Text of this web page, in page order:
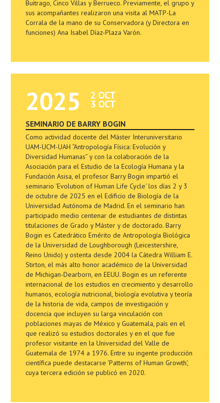
Buitrago, Cinco Villas y Berrueco. Previamente, el grupo y
sus acompañantes realizaron una visita al MATP-La
Corrala de la mano de su Conservadora (y Directora en
funciones) Ana Isabel Díaz-Plaza Varón.
2025 2 OCT
3 OCT
SEMINARIO DE BARRY BOGIN
Como actividad docente del Máster Interuniversitario
UAM-UCM-UAH “Antropología Física: Evolución y
Diversidad Humanas” y con la colaboración de la
Asociación para el Estudio de la Ecología Humana y la
Fundación Asisa, el profesor Barry Bogin impartió el
seminario 'Evolution of Human Life Cycle' los días 2 y 3
de octubre de 2025 en el Edificio de Biología de la
Universidad Autónoma de Madrid. En el seminario han
participado medio centenar de estudiantes de distintas
titulaciones de Grado y Máster y de doctorado. Barry
Bogin es Catedrático Emérito de Antropología Biológica
de la Universidad de Loughborough (Leicestershire,
Reino Unido) y ostenta desde 2004 la Cátedra William E.
Stirton, el más alto honor académico de la Universidad
de Michigan-Dearborn, en EEUU. Bogin es un referente
internacional de los estudios en crecimiento y desarrollo
humanos, ecología nutricional, biología evolutiva y teoría
de la historia de vida, campos de investigación y
docencia que incluyen su larga vinculación con
poblaciones mayas de México y Guatemala, país en el
que realizó su estudios doctorales y en el que fue
profesor visitante en la Universidad del Valle de
Guatemala de 1974 a 1976. Entre su ingente producción
científica puede destacarse 'Patterns of Human Growth',
cuya tercera edición se publicó en 2020.